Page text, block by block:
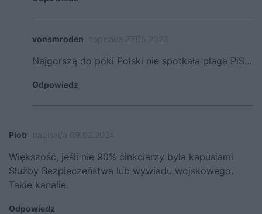
vonsmroden
Najgorszą do póki Polski nie spotkała plaga PiS…
Odpowiedz
Piotr
Większość, jeśli nie 90% cinkciarzy była kapusiami
Służby Bezpieczeństwa lub wywiadu wojskowego.
Takie kanalie.
Odpowiedz